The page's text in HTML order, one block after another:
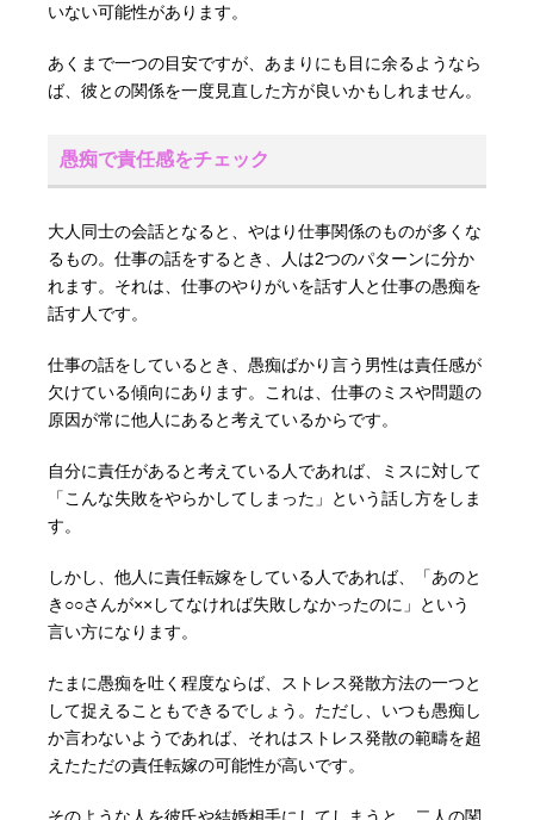
いない可能性があります。
あくまで一つの目安ですが、あまりにも目に余るようなら
ば、彼との関係を一度見直した方が良いかもしれません。
愚痴で責任感をチェック
大人同士の会話となると、やはり仕事関係のものが多くな
るもの。仕事の話をするとき、人は2つのパターンに分か
れます。それは、仕事のやりがいを話す人と仕事の愚痴を
話す人です。
仕事の話をしているとき、愚痴ばかり言う男性は責任感が
欠けている傾向にあります。これは、仕事のミスや問題の
原因が常に他人にあると考えているからです。
自分に責任があると考えている人であれば、ミスに対して
「こんな失敗をやらかしてしまった」という話し方をしま
す。
しかし、他人に責任転嫁をしている人であれば、「あのと
き○○さんが××してなければ失敗しなかったのに」という
言い方になります。
たまに愚痴を吐く程度ならば、ストレス発散方法の一つと
して捉えることもできるでしょう。ただし、いつも愚痴し
か言わないようであれば、それはストレス発散の範疇を超
えたただの責任転嫁の可能性が高いです。
そのような人を彼氏や結婚相手にしてしまうと、二人の関